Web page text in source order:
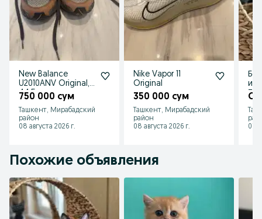
New Balance
U2010ANV Original,
44.5 размер,
состояние!
750 000 сум
Ташкент, Мирабадский
район
08 августа 2026 г.
Nike Vapor 11
Original
350 000 сум
Ташкент, Мирабадский
район
08 августа 2026 г.
07
Похожие объявления